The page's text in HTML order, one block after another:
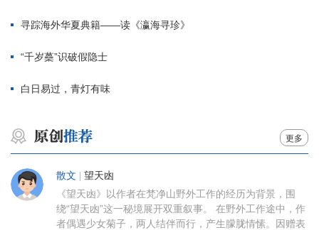
寻踪海外华夏典籍——读《瀛海寻珍》
“千岁蘽”识破假隐士
白日易过，青灯有味
更多
散文 望天凼
《望天凼》以作者在梵净山野外工作的经历为背景，围
绕“望天凼”这一秘境展开双重叙事。 在野外工作途中，作
者偶遇少女菊子，两人结伴而行，产生朦胧情愫。因赠表